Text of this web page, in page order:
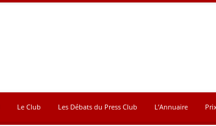
Le Club Les Débats du Press Club L’Annuaire